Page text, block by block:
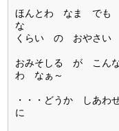
ほんとわ なま で
な
くらい の おやさい
おみそしる が こん
わ なぁ～
・・・どうか しあ
に
ア